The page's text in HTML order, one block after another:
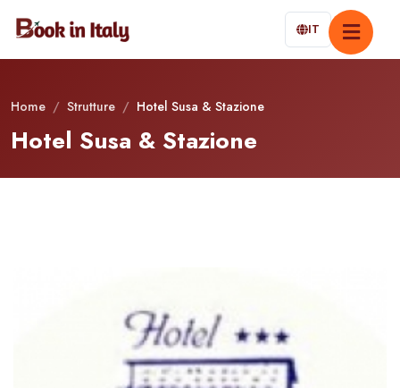
IT
Home / Strutture / Hotel Susa & Stazione
Hotel Susa & Stazione